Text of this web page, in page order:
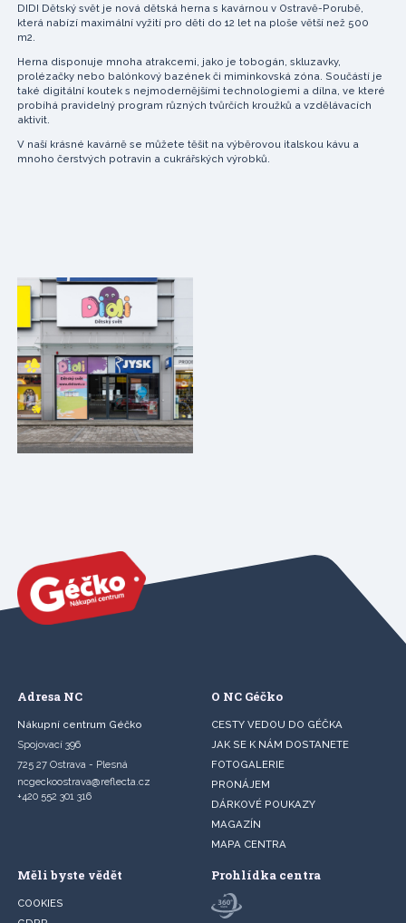
DIDI Dětský svět je nová dětská herna s kavárnou v Ostravě-Porubě,
která nabízí maximální vyžití pro děti do 12 let na ploše větší než 500
m2.
Herna disponuje mnoha atrakcemi, jako je tobogán, skluzavky,
prolézačky nebo balónkový bazének či miminkovská zóna. Součástí je
také digitální koutek s nejmodernějšími technologiemi a dílna, ve které
probíhá pravidelný program různých tvůrčích kroužků a vzdělávacích
aktivit.
V naší krásné kavárně se můžete těšit na výběrovou italskou kávu a
mnoho čerstvých potravin a cukrářských výrobků.
Adresa NC
Nákupní centrum Géčko
Spojovací 396
725 27 Ostrava - Plesná
ncgeckoostrava@reflecta.cz
+420 552 301 316
O NC Géčko
CESTY VEDOU DO GÉČKA
JAK SE K NÁM DOSTANETE
FOTOGALERIE
PRONÁJEM
DÁRKOVÉ POUKAZY
MAGAZÍN
MAPA CENTRA
Měli byste vědět
COOKIES
Prohlídka centra